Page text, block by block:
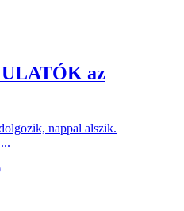
az
nappal alszik.